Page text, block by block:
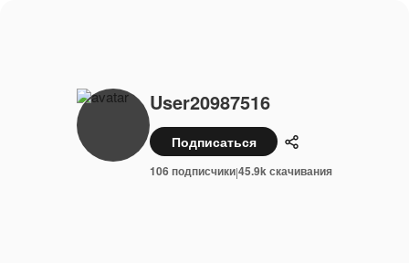
User20987516
Подписаться Поделиться
106 подписчики|45.9k скачивания